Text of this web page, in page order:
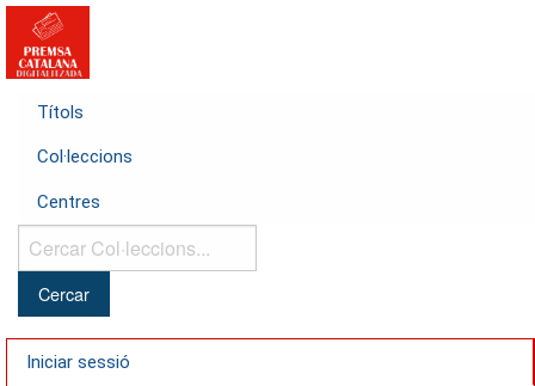
Títols
Col·leccions
Centres
Cercar
Col·leccions...
Iniciar sessió